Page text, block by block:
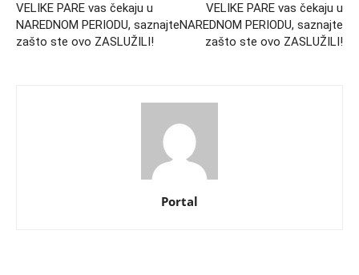
VELIKE PARE vas čekaju u
NAREDNOM PERIODU, saznajte
zašto ste ovo ZASLUŽILI!
VELIKE PARE vas čekaju u
NAREDNOM PERIODU, saznajte
zašto ste ovo ZASLUŽILI!
Portal